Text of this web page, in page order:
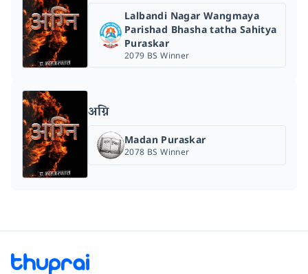
Lalbandi Nagar Wangmaya
Parishad Bhasha tatha Sahitya
Puraskar
2079 BS Winner
अग्नि
Madan Puraskar
2078 BS Winner